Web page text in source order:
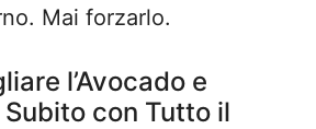
Mai forzarlo.
l’Avocado e
con Tutto il